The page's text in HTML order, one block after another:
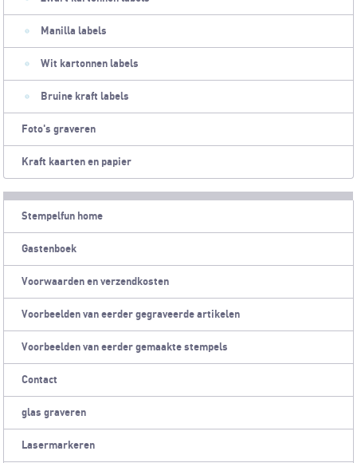
Manilla labels
Wit kartonnen labels
Bruine kraft labels
Foto's graveren
Kraft kaarten en papier
Stempelfun home
Gastenboek
Voorwaarden en verzendkosten
Voorbeelden van eerder gegraveerde artikelen
Voorbeelden van eerder gemaakte stempels
Contact
glas graveren
Lasermarkeren